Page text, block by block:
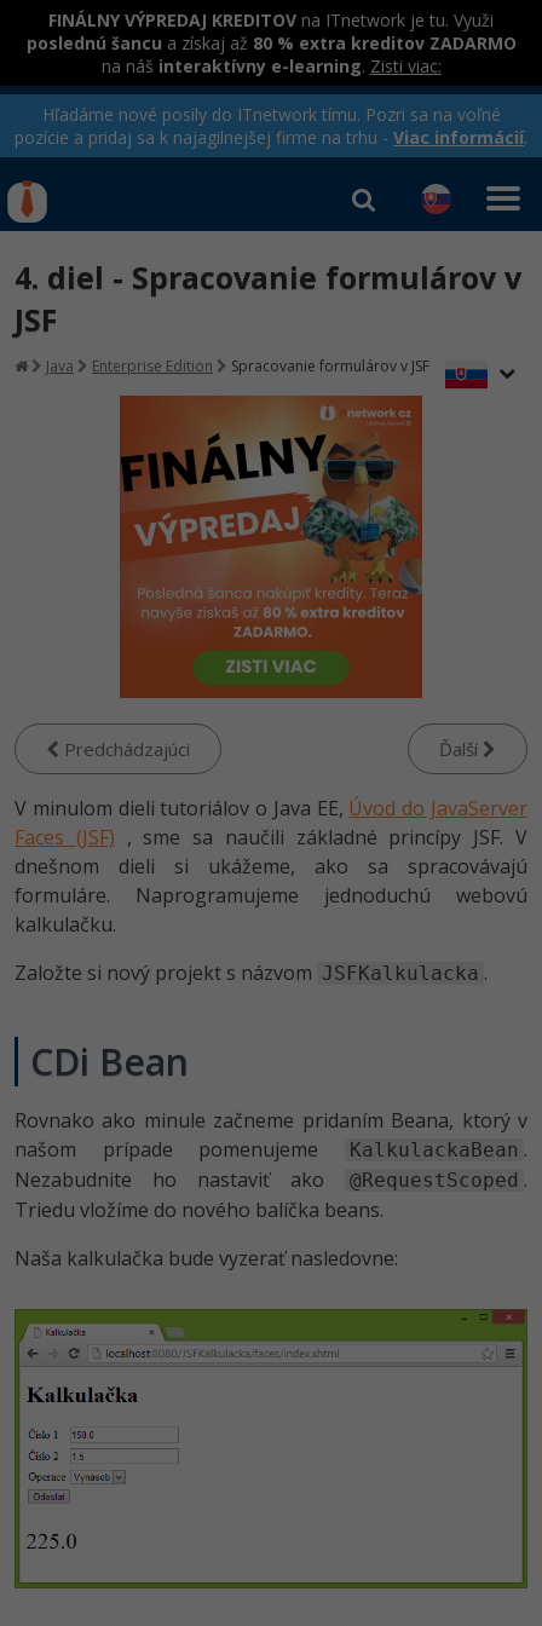
FINÁLNY VÝPREDAJ KREDITOV na ITnetwork je tu. Využi
poslednú šancu a získaj až 80 % extra kreditov ZADARMO
na náš interaktívny e-learning. Zisti viac:
Hľadáme nové posily do ITnetwork tímu. Pozri sa na voľné
pozície a pridaj sa k najagilnejšej firme na trhu - Viac informácií.
Rekvalifikačné kurzy
Kurzy programovania
Ako začať?
Java -80%
C# .NET -80%
JavaScript -80%
C++
Swift
Kotlin -80%
Céčko -80%
VB.NET
-80%
Algoritmy -41%
Umelá inteligencia -10%
Pre deti
Viac
Fórum
Kurzy e-commerce
Testovanie softvéru
-80%
Príbehy absolventov
Prihlásiť sa Registrovať
4. diel - Spracovanie formulárov v
JSF
Java Enterprise Edition Spracovanie formulárov v JSF
Predchádzajúci Ďalší
V minulom dieli tutoriálov o Java EE, Úvod do JavaServer
Faces (JSF) , sme sa naučili základné princípy JSF. V
dnešnom dieli si ukážeme, ako sa spracovávajú
formuláre. Naprogramujeme jednoduchú webovú
kalkulačku.
Založte si nový projekt s názvom JSFKalkulacka .
CDi Bean
Rovnako ako minule začneme pridaním Beana, ktorý v
našom prípade pomenujeme
KalkulackaBean .
Nezabudnite ho nastaviť ako
@RequestScoped .
Triedu vložíme do nového balíčka beans.
Naša kalkulačka bude vyzerať nasledovne: